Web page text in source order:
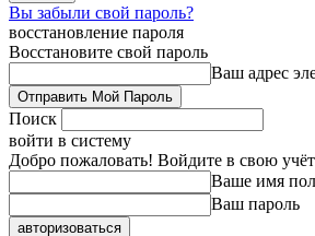
Вы забыли свой пароль?
восстановление пароля
Восстановите свой пароль
Ваш адрес
Поиск
войти в систему
Добро пожаловать! Войдите в свою
Ваше имя
Ваш пароль